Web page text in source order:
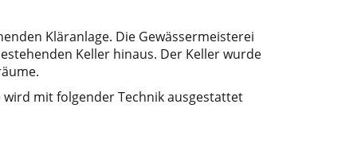
Kläranlage. Die Gewässermeisterei
Keller hinaus. Der Keller wurde
mit folgender Technik ausgestattet